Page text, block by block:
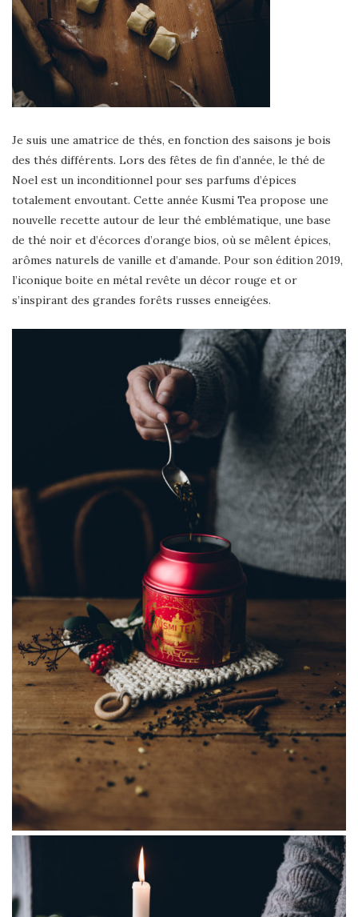
Je suis une amatrice de thés, en fonction des saisons je bois
des thés différents. Lors des fêtes de fin d’année, le thé de
Noel est un inconditionnel pour ses parfums d’épices
totalement envoutant. Cette année Kusmi Tea propose une
nouvelle recette autour de leur thé emblématique, une base
de thé noir et d’écorces d’orange bios, où se mêlent épices,
arômes naturels de vanille et d’amande. Pour son édition 2019,
l’iconique boite en métal revête un décor rouge et or
s’inspirant des grandes forêts russes enneigées.